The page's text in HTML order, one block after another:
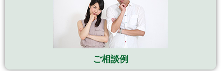
ご相談例